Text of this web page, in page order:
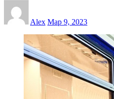
Alex Мар 9, 2023